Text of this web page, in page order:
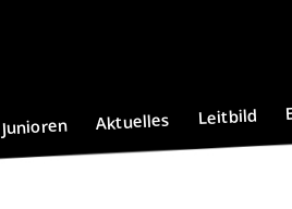
Junioren Aktuelles Leitbild